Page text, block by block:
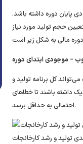
پایان دوره داشته باشد.
حجم تولید مورد نیاز
− موجودی ابتدای دوره
کل برنامه تولید و
داشته باشند تا خطاهای
احتمالی به حداقل برسد.
تولید و رشد کارخانجات